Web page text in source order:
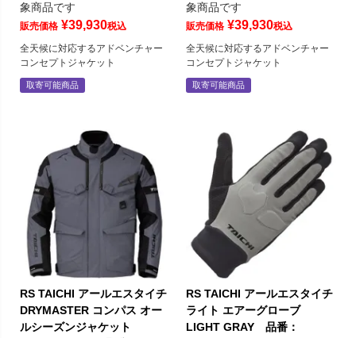
象商品です
販売価格 ¥39,930税込
全天候に対応するアドベンチャー
コンセプトジャケット
取寄可能商品
象商品です
販売価格 ¥39,930税込
全天候に対応するアドベンチャー
コンセプトジャケット
取寄可能商品
RS TAICHI アールエスタイチ
DRYMASTER コンパス オー
ルシーズンジャケット
RS TAICHI アールエスタイチ
ライト エアーグローブ
LIGHT GRAY 品番：